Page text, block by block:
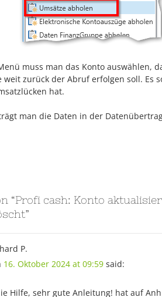
muss man das Konto auswählen,
weit zurück der Abruf erfolgen soll. Es
hat.
man die Daten in der
“Profi cash: Konto
”
P.
16. Oktober 2024 at 09:59 said:
Hilfe, sehr gute Anleitung! hat auf